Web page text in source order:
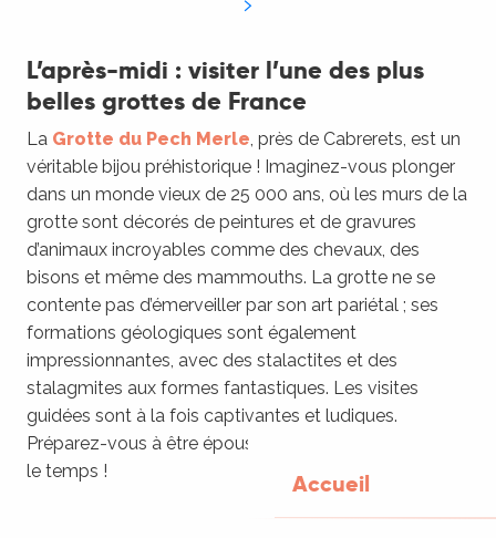
Accueil
L’après-midi : visiter l’une des plus
belles grottes de France
La Grotte du Pech Merle, près de Cabrerets, est un
véritable bijou préhistorique ! Imaginez-vous plonger
dans un monde vieux de 25 000 ans, où les murs de la
grotte sont décorés de peintures et de gravures
d’animaux incroyables comme des chevaux, des
bisons et même des mammouths. La grotte ne se
contente pas d’émerveiller par son art pariétal ; ses
formations géologiques sont également
impressionnantes, avec des stalactites et des
stalagmites aux formes fantastiques. Les visites
guidées sont à la fois captivantes et ludiques.
Préparez-vous à être époustouflé par ce voyage dans
le temps !